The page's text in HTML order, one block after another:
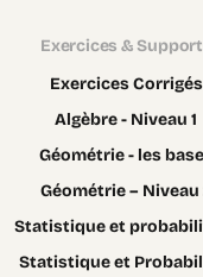
Exercices &
Exercices Corrigés
Algèbre - Niveau 1
Géométrie - les
Géométrie – Niveau
Statistique et
Statistique et